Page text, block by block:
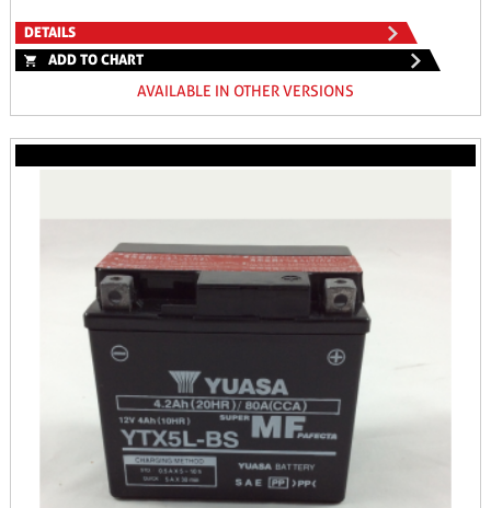
DETAILS
ADD TO CHART
AVAILABLE IN OTHER VERSIONS